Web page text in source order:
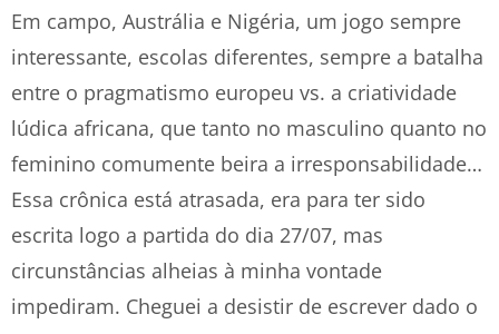
Em campo, Austrália e Nigéria, um jogo sempre
interessante, escolas diferentes, sempre a batalha
entre o pragmatismo europeu vs. a criatividade
lúdica africana, que tanto no masculino quanto no
feminino comumente beira a irresponsabilidade…
Essa crônica está atrasada, era para ter sido
escrita logo a partida do dia 27/07, mas
circunstâncias alheias à minha vontade
impediram. Cheguei a desistir de escrever dado o